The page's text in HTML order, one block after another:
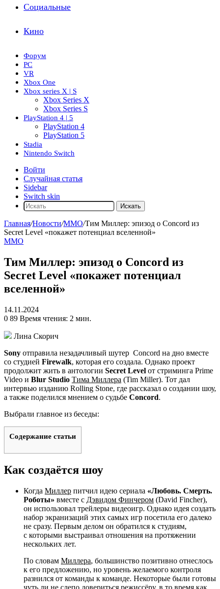
Социальные
Кино
Форум
PC
VR
Xbox One
Xbox series X | S
Xbox Series X
Xbox Series S
PlayStation 4 | 5
PlayStation 4
PlayStation 5
Stadia
Nintendo Switch
Войти
Случайная статья
Sidebar
Switch skin
Искать
Главная/Новости/ММО/Тим Миллер: эпизод о Concord из
Secret Level «покажет потенциал вселенной»
ММО
Тим Миллер: эпизод о Concord из
Secret Level «покажет потенциал
вселенной»
14.11.2024
0 89 Время чтения: 2 мин.
Лина Скорич
Sony отправила незадачливый шутер Concord на дно вместе
со студией Firewalk, которая его создала. Однако проект
продолжит жить в антологии Secret Level от стриминга Prime
Video и Blur Studio Тима Миллера (Tim Miller). Тот дал
интервью изданию Rolling Stone, где рассказал о создании шоу,
а также поделился мнением о судьбе Concord.
Выбрали главное из беседы:
Содержание статьи
Как создаётся шоу
Когда Миллер питчил идею сериала «Любовь. Смерть.
Роботы» вместе с Дэвидом Финчером (David Fincher),
он использовал трейлеры видеоигр. Однако идея создать
набор экранизаций этих самых игр посетила его далеко
не сразу. Первым делом он обратился к студиям,
с которыми выстраивал отношения на протяжении
нескольких лет.
По словам Миллера, большинство позитивно отнеслось
к его предложению, но уровень желаемого контроля
разнился от команды к команде. Некоторые были готовы
чуть ли не слепо довериться режиссёру, в то время как